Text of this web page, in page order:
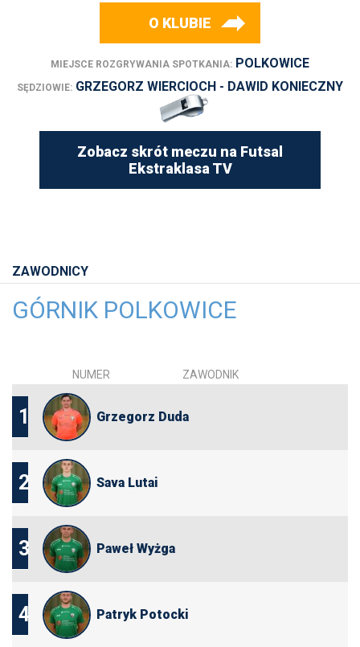
O KLUBIE
MIEJSCE ROZGRYWANIA SPOTKANIA: POLKOWICE
SĘDZIOWIE: GRZEGORZ WIERCIOCH - DAWID KONIECZNY
Zobacz skrót meczu na Futsal
Ekstraklasa TV
ZAWODNICY
GÓRNIK POLKOWICE
NUMER ZAWODNIK
1 Grzegorz Duda
2 Sava Lutai
3 Paweł Wyżga
4 Patryk Potocki